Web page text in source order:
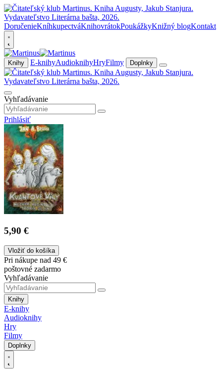
DoručenieKníhkupectváKnihovrátokPoukážkyKnižný blogKontakt
Knihy E-knihyAudioknihyHryFilmy Doplnky
Vyhľadávanie
Prihlásiť
5,90 €
Vložiť do košíka
Pri nákupe nad 49 €
poštovné zadarmo
Vyhľadávanie
Knihy
E-knihy
Audioknihy
Hry
Filmy
Doplnky